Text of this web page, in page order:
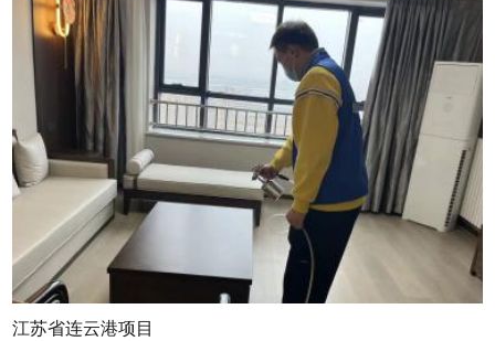
江苏省连云港项目
湖南张家界天见酒店
湖南张家界天见酒店空气治理圆满完成湖南张
家界天见酒店进行了空气治理并于2024年1月
20日圆满完成。湖南张家界天见酒店自...
查看详情